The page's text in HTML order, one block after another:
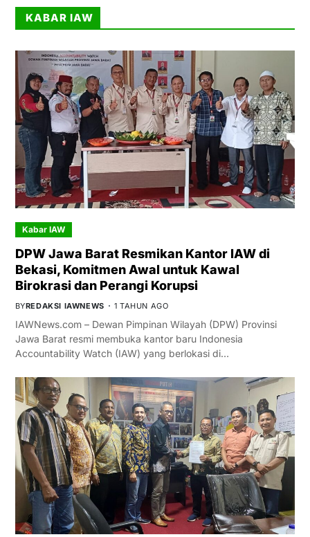
KABAR IAW
Kabar IAW
DPW Jawa Barat Resmikan Kantor IAW di
Bekasi, Komitmen Awal untuk Kawal
Birokrasi dan Perangi Korupsi
BYREDAKSI IAWNEWS 1 TAHUN AGO
IAWNews.com – Dewan Pimpinan Wilayah (DPW) Provinsi
Jawa Barat resmi membuka kantor baru Indonesia
Accountability Watch (IAW) yang berlokasi di…